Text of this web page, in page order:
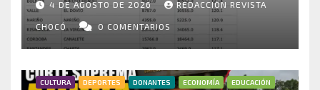
CENSO ELECTORAL Y PIDE
INVESTIGAR PRESUNTO
FRAUDE
4 DE AGOSTO DE 2026 REDACCIÓN REVISTA
CHOCÓ 0 COMENTARIOS
CULTURA DEPORTES DONANTES ECONOMÍA EDUCACIÓN